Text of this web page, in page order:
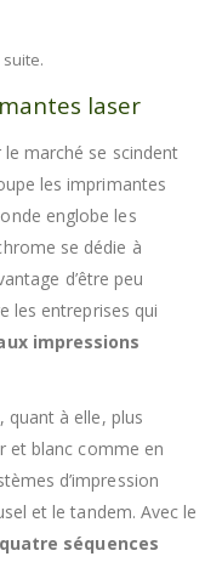
laser
marché se scindent
les imprimantes
englobe les
se dédie à
d’être peu
les entreprises qui
impressions
quant à elle, plus
et blanc comme en
d’impression
et le tandem. Avec le
quatre séquences